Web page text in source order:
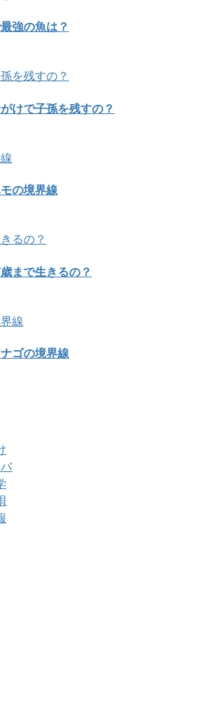
強の魚は？
けで子孫を残すの？
の境界線
まで生きるの？
ゴの境界線